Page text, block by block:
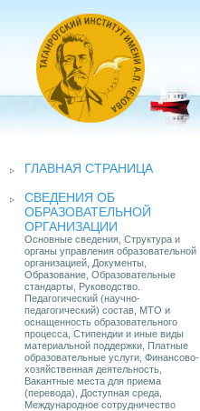
ГЛАВНАЯ СТРАНИЦА
СВЕДЕНИЯ ОБ
ОБРАЗОВАТЕЛЬНОЙ
ОРГАНИЗАЦИИ
Основные сведения, Структура и
органы управления образовательной
организацией, Документы,
Образование, Образовательные
стандарты, Руководство.
Педагогический (научно-
педагогический) состав, МТО и
оснащенность образовательного
процесса, Стипендии и иные виды
материальной поддержки, Платные
образовательные услуги, Финансово-
хозяйственная деятельность,
Вакантные места для приема
(перевода), Доступная среда,
Международное сотрудничество